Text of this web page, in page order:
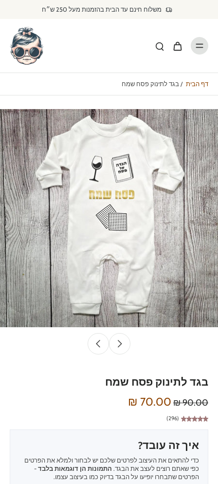
משלוח חינם עד הבית בהזמנות מעל 250 ש״ח
דף הבית / בגד לתינוק פסח שמח
בגד לתינוק פסח שמח
90.00 ₪
70.00 ₪
(296)
איך זה עובד?
כדי להתאים את העיצוב לפרטים שלכם יש לבחור ולמלא את הפרטים
כפי שאתם רוצים לעצב את הבגד. התמונות הן דוגמאות בלבד -
הפרטים שתבחרו יופיעו על הבגד בדיוק כמו בעיצוב עצמו.